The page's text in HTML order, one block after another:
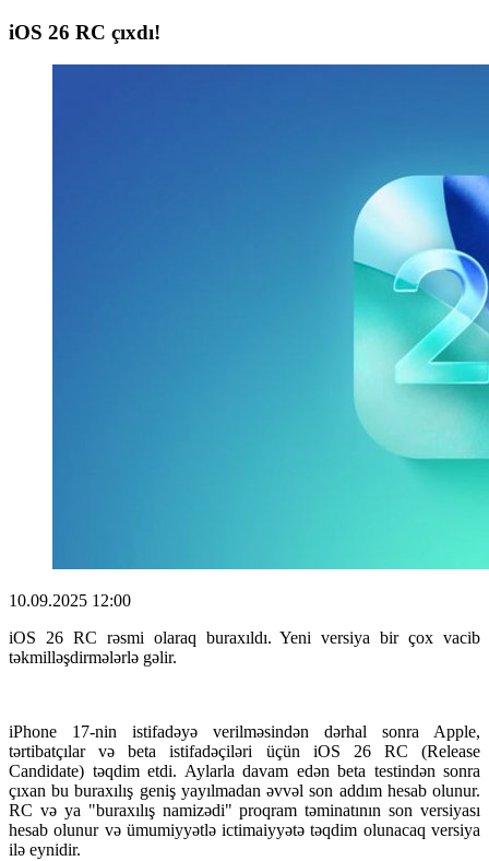
iOS 26 RC çıxdı!
10.09.2025 12:00
iOS 26 RC rəsmi olaraq buraxıldı. Yeni versiya bir çox vacib
təkmilləşdirmələrlə gəlir.
iPhone 17-nin istifadəyə verilməsindən dərhal sonra Apple,
tərtibatçılar və beta istifadəçiləri üçün iOS 26 RC (Release
Candidate) təqdim etdi. Aylarla davam edən beta testindən sonra
çıxan bu buraxılış geniş yayılmadan əvvəl son addım hesab olunur.
RC və ya "buraxılış namizədi" proqram təminatının son versiyası
hesab olunur və ümumiyyətlə ictimaiyyətə təqdim olunacaq versiya
ilə eynidir.